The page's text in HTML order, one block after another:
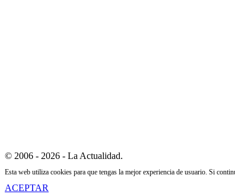
© 2006 - 2026 - La Actualidad.
Esta web utiliza cookies para que tengas la mejor experiencia de usuario. Si
ACEPTAR